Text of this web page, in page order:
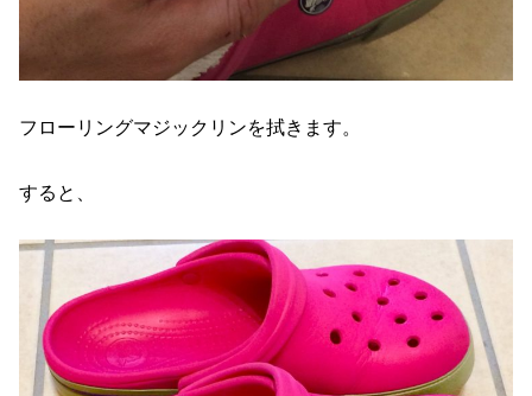
フローリングマジックリンを拭きます。
すると、